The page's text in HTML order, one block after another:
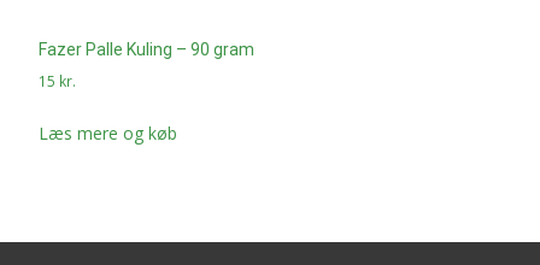
Fazer Palle Kuling – 90 gram
15 kr.
Læs mere og køb